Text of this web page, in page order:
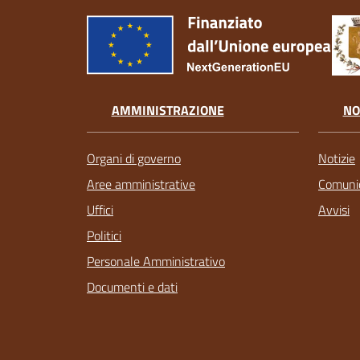
AMMINISTRAZIONE
Organi di governo
Aree amministrative
Uffici
Politici
Personale Amministrativo
Documenti e dati
Notizie
Avvisi